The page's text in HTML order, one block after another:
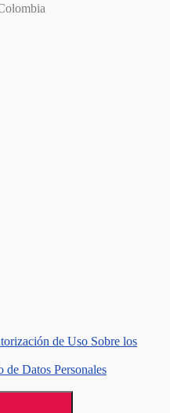
de Uso Sobre los
Datos Personales